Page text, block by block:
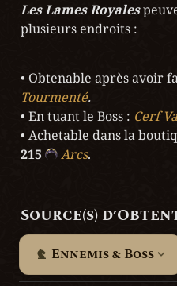
Les Lames Royales
plusieurs endroits :
• Obtenable après avoir
Tourmenté
• En tuant le Boss : Cerf
• Achetable dans la
215
Arcs.
Source(s)
Ennemis & Boss